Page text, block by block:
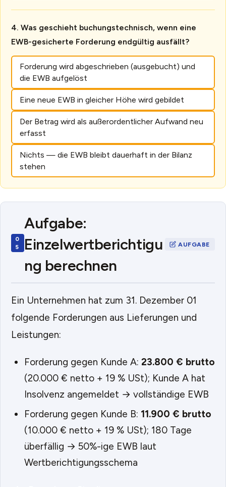
Was geschieht buchungstechnisch, wenn eine
EWB-gesicherte Forderung endgültig ausfällt?
Forderung wird abgeschrieben (ausgebucht) und
die EWB aufgelöst
Eine neue EWB in gleicher Höhe wird gebildet
Der Betrag wird als außerordentlicher Aufwand neu
erfasst
Nichts — die EWB bleibt dauerhaft in der Bilanz
stehen
Aufgabe:
Einzelwertberichtigu
ng berechnen
Ein Unternehmen hat zum 31. Dezember 01
folgende Forderungen aus Lieferungen und
Leistungen:
Forderung gegen Kunde A: 23.800 € brutto
(20.000 € netto + 19 % USt); Kunde A hat
Insolvenz angemeldet → vollständige EWB
Forderung gegen Kunde B: 11.900 € brutto
(10.000 € netto + 19 % USt); 180 Tage
überfällig → 50%-ige EWB laut
Wertberichtigungsschema